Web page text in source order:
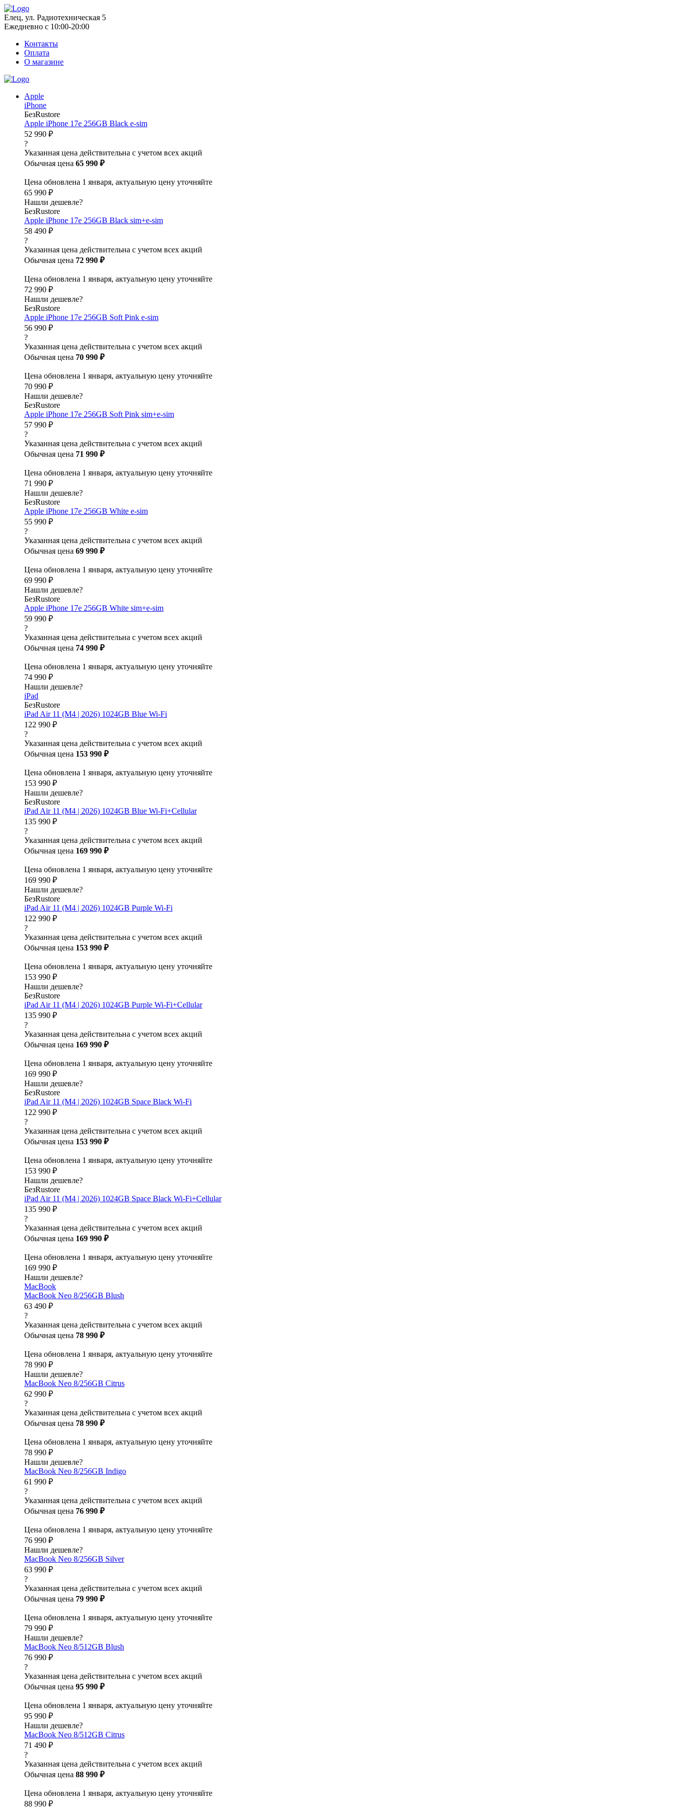
Елец, ул. Радиотехническая 5
Ежедневно с 10:00-20:00
Контакты
Оплата
О магазине
Apple
iPhone
БезRustore
Apple iPhone 17e 256GB Black e-sim
52 990 ₽
?
Указанная цена действительна с учетом всех акций
Обычная цена 65 990 ₽
Цена обновлена 1 января, актуальную цену уточняйте
65 990 ₽
Нашли дешевле?
БезRustore
Apple iPhone 17e 256GB Black sim+e-sim
58 490 ₽
?
Указанная цена действительна с учетом всех акций
Обычная цена 72 990 ₽
Цена обновлена 1 января, актуальную цену уточняйте
72 990 ₽
Нашли дешевле?
БезRustore
Apple iPhone 17e 256GB Soft Pink e-sim
56 990 ₽
?
Указанная цена действительна с учетом всех акций
Обычная цена 70 990 ₽
Цена обновлена 1 января, актуальную цену уточняйте
70 990 ₽
Нашли дешевле?
БезRustore
Apple iPhone 17e 256GB Soft Pink sim+e-sim
57 990 ₽
?
Указанная цена действительна с учетом всех акций
Обычная цена 71 990 ₽
Цена обновлена 1 января, актуальную цену уточняйте
71 990 ₽
Нашли дешевле?
БезRustore
Apple iPhone 17e 256GB White e-sim
55 990 ₽
?
Указанная цена действительна с учетом всех акций
Обычная цена 69 990 ₽
Цена обновлена 1 января, актуальную цену уточняйте
69 990 ₽
Нашли дешевле?
БезRustore
Apple iPhone 17e 256GB White sim+e-sim
59 990 ₽
?
Указанная цена действительна с учетом всех акций
Обычная цена 74 990 ₽
Цена обновлена 1 января, актуальную цену уточняйте
74 990 ₽
Нашли дешевле?
iPad
БезRustore
iPad Air 11 (M4 | 2026) 1024GB Blue Wi-Fi
122 990 ₽
?
Указанная цена действительна с учетом всех акций
Обычная цена 153 990 ₽
Цена обновлена 1 января, актуальную цену уточняйте
153 990 ₽
Нашли дешевле?
БезRustore
iPad Air 11 (M4 | 2026) 1024GB Blue Wi-Fi+Cellular
135 990 ₽
?
Указанная цена действительна с учетом всех акций
Обычная цена 169 990 ₽
Цена обновлена 1 января, актуальную цену уточняйте
169 990 ₽
Нашли дешевле?
БезRustore
iPad Air 11 (M4 | 2026) 1024GB Purple Wi-Fi
122 990 ₽
?
Указанная цена действительна с учетом всех акций
Обычная цена 153 990 ₽
Цена обновлена 1 января, актуальную цену уточняйте
153 990 ₽
Нашли дешевле?
БезRustore
iPad Air 11 (M4 | 2026) 1024GB Purple Wi-Fi+Cellular
135 990 ₽
?
Указанная цена действительна с учетом всех акций
Обычная цена 169 990 ₽
Цена обновлена 1 января, актуальную цену уточняйте
169 990 ₽
Нашли дешевле?
БезRustore
iPad Air 11 (M4 | 2026) 1024GB Space Black Wi-Fi
122 990 ₽
?
Указанная цена действительна с учетом всех акций
Обычная цена 153 990 ₽
Цена обновлена 1 января, актуальную цену уточняйте
153 990 ₽
Нашли дешевле?
БезRustore
iPad Air 11 (M4 | 2026) 1024GB Space Black Wi-Fi+Cellular
135 990 ₽
?
Указанная цена действительна с учетом всех акций
Обычная цена 169 990 ₽
Цена обновлена 1 января, актуальную цену уточняйте
169 990 ₽
Нашли дешевле?
MacBook
MacBook Neo 8/256GB Blush
63 490 ₽
?
Указанная цена действительна с учетом всех акций
Обычная цена 78 990 ₽
Цена обновлена 1 января, актуальную цену уточняйте
78 990 ₽
Нашли дешевле?
MacBook Neo 8/256GB Citrus
62 990 ₽
?
Указанная цена действительна с учетом всех акций
Обычная цена 78 990 ₽
Цена обновлена 1 января, актуальную цену уточняйте
78 990 ₽
Нашли дешевле?
MacBook Neo 8/256GB Indigo
61 990 ₽
?
Указанная цена действительна с учетом всех акций
Обычная цена 76 990 ₽
Цена обновлена 1 января, актуальную цену уточняйте
76 990 ₽
Нашли дешевле?
MacBook Neo 8/256GB Silver
63 990 ₽
?
Указанная цена действительна с учетом всех акций
Обычная цена 79 990 ₽
Цена обновлена 1 января, актуальную цену уточняйте
79 990 ₽
Нашли дешевле?
MacBook Neo 8/512GB Blush
76 990 ₽
?
Указанная цена действительна с учетом всех акций
Обычная цена 95 990 ₽
Цена обновлена 1 января, актуальную цену уточняйте
95 990 ₽
Нашли дешевле?
MacBook Neo 8/512GB Citrus
71 490 ₽
?
Указанная цена действительна с учетом всех акций
Обычная цена 88 990 ₽
Цена обновлена 1 января, актуальную цену уточняйте
88 990 ₽